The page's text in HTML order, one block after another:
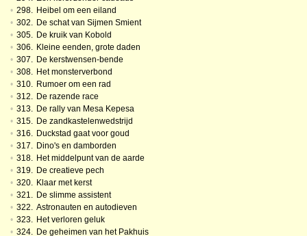
• 298. Heibel om een eiland
• 302. De schat van Sijmen Smient
• 305. De kruik van Kobold
• 306. Kleine eenden, grote daden
• 307. De kerstwensen-bende
• 308. Het monsterverbond
• 310. Rumoer om een rad
• 312. De razende race
• 313. De rally van Mesa Kepesa
• 315. De zandkastelenwedstrijd
• 316. Duckstad gaat voor goud
• 317. Dino's en damborden
• 318. Het middelpunt van de aarde
• 319. De creatieve pech
• 320. Klaar met kerst
• 321. De slimme assistent
• 322. Astronauten en autodieven
• 323. Het verloren geluk
• 324. De geheimen van het Pakhuis